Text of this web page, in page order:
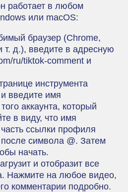
работает в любом
или macOS:
браузер (Chrome,
т. д.), введите в адресную
ru/tiktok-comment и
инструмента
введите имя
аккаунта, который
в виду, что имя
ссылки профиля
символа @. Затем
начать.
и отобразит все
Нажмите на любое видео,
комментарии подробно.